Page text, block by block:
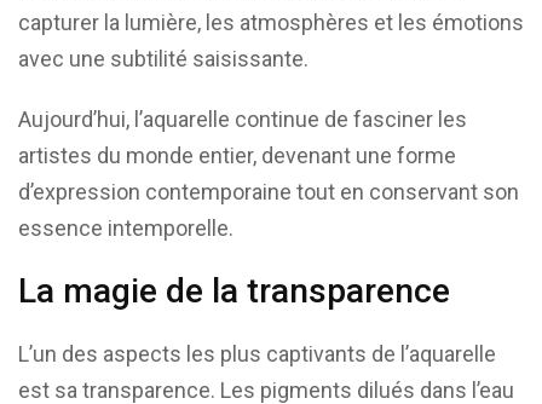
capturer la lumière, les atmosphères et les émotions
avec une subtilité saisissante.
Aujourd’hui, l’aquarelle continue de fasciner les
artistes du monde entier, devenant une forme
d’expression contemporaine tout en conservant son
essence intemporelle.
La magie de la transparence
L’un des aspects les plus captivants de l’aquarelle
est sa transparence. Les pigments dilués dans l’eau